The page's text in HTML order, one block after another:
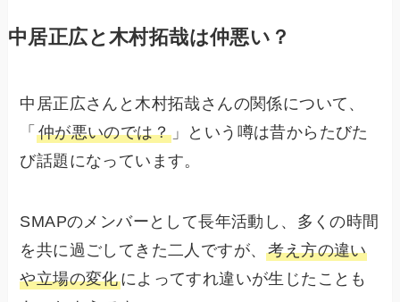
中居正広と木村拓哉は仲悪い？
中居正広さんと木村拓哉さんの関係について、
「 仲が悪いのでは？ 」という噂は昔からたびた
び話題になっています。
SMAPのメンバーとして長年活動し、多くの時間
を共に過ごしてきた二人ですが、考え方の違い
や立場の変化によってすれ違いが生じたことも